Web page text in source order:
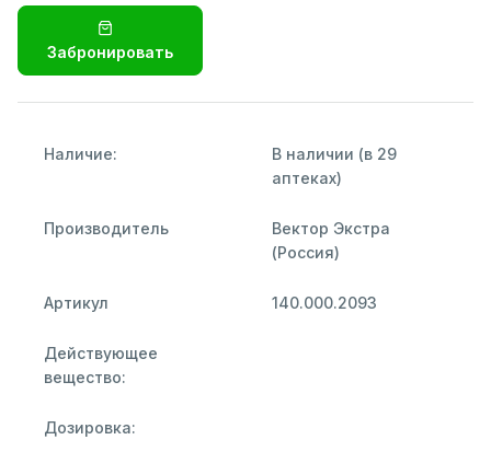
Забронировать
Наличие:
В наличии (в 29
аптеках)
Производитель
Вектор Экстра
(Россия)
Артикул 140.000.2093
Действующее
вещество:
Дозировка: